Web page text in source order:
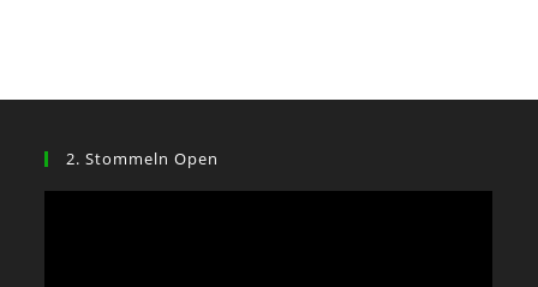
2. Stommeln Open